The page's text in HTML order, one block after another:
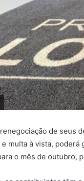
de seus
multa à vista,
o mês de outubro,